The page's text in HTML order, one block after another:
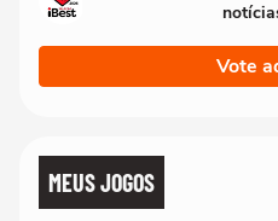
Vote
MEUS JOGOS